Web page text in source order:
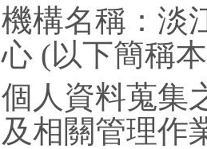
機構名稱：淡
心 (以下簡稱
個人資料蒐集
及相關管理作